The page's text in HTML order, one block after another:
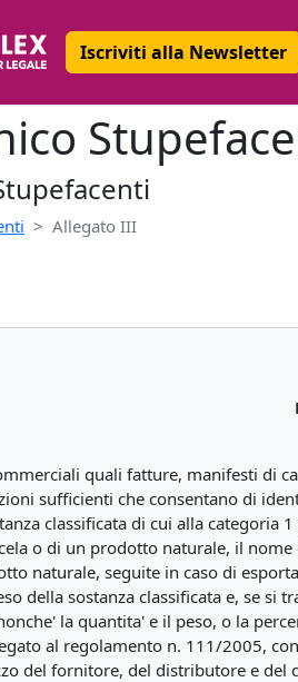
Iscriviti alla Newsletter
Allegato III
quali fatture, manifesti di
sufficienti che consentano di
classificata di cui alla categoria
o di un prodotto naturale, il
naturale, seguite in caso di
della sostanza classificata e, se
la quantita' e il peso, o la
al regolamento n. 111/2005,
del fornitore, del distributore e del